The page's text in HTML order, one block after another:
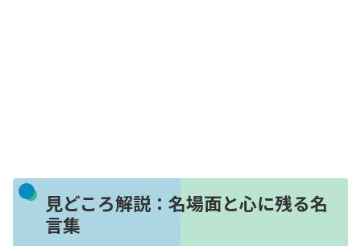
見どころ解説：名場面と心に残る名
言集